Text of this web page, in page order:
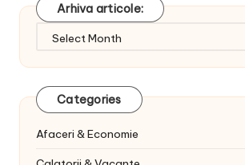
Arhiva articole:
Categories
Afaceri & Economie